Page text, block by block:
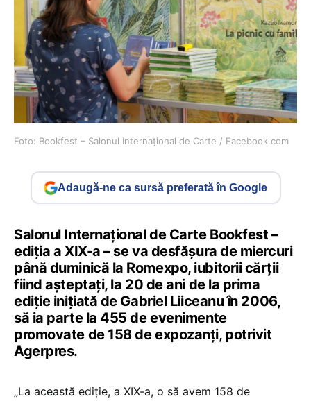
Foto: Bookfest – Salonul Internațional de Carte / Facebook.com
Adaugă-ne ca sursă preferată în Google
Salonul Internațional de Carte Bookfest –
ediția a XIX-a – se va desfășura de miercuri
până duminică la Romexpo, iubitorii cărții
fiind așteptați, la 20 de ani de la prima
ediție inițiată de Gabriel Liiceanu în 2006,
să ia parte la 455 de evenimente
promovate de 158 de expozanți, potrivit
Agerpres.
„La această ediție, a XIX-a, o să avem 158 de